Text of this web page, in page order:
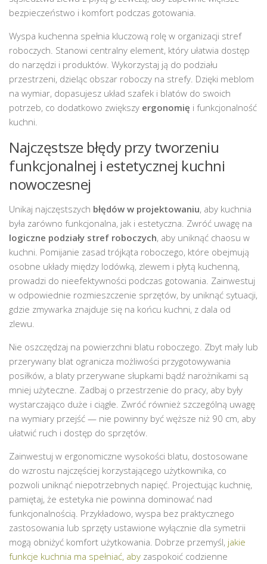
bezpieczeństwo i komfort podczas gotowania.
Wyspa kuchenna spełnia kluczową rolę w organizacji stref
roboczych. Stanowi centralny element, który ułatwia dostęp
do narzędzi i produktów. Wykorzystaj ją do podziału
przestrzeni, dzieląc obszar roboczy na strefy. Dzięki meblom
na wymiar, dopasujesz układ szafek i blatów do swoich
potrzeb, co dodatkowo zwiększy ergonomię i funkcjonalność
kuchni.
Najczęstsze błędy przy tworzeniu
funkcjonalnej i estetycznej kuchni
nowoczesnej
Unikaj najczęstszych błędów w projektowaniu, aby kuchnia
była zarówno funkcjonalna, jak i estetyczna. Zwróć uwagę na
logiczne podziały stref roboczych, aby uniknąć chaosu w
kuchni. Pomijanie zasad trójkąta roboczego, które obejmują
osobne układy między lodówką, zlewem i płytą kuchenną,
prowadzi do nieefektywności podczas gotowania. Zainwestuj
w odpowiednie rozmieszczenie sprzętów, by uniknąć sytuacji,
gdzie zmywarka znajduje się na końcu kuchni, z dala od
zlewu.
Nie oszczędzaj na powierzchni blatu roboczego. Zbyt mały lub
przerywany blat ogranicza możliwości przygotowywania
posiłków, a blaty przerywane słupkami bądź narożnikami są
mniej użyteczne. Zadbaj o przestrzenie do pracy, aby były
wystarczająco duże i ciągłe. Zwróć również szczególną uwagę
na wymiary przejść — nie powinny być węższe niż 90 cm, aby
ułatwić ruch i dostęp do sprzętów.
Zainwestuj w ergonomiczne wysokości blatu, dostosowane
do wzrostu najczęściej korzystającego użytkownika, co
pozwoli uniknąć niepotrzebnych napięć. Projectując kuchnię,
pamiętaj, że estetyka nie powinna dominować nad
funkcjonalnością. Przykładowo, wyspa bez praktycznego
zastosowania lub sprzęty ustawione wyłącznie dla symetrii
mogą obniżyć komfort użytkowania. Dobrze przemyśl, jakie
funkcje kuchnia ma spełniać, aby zaspokoić codzienne